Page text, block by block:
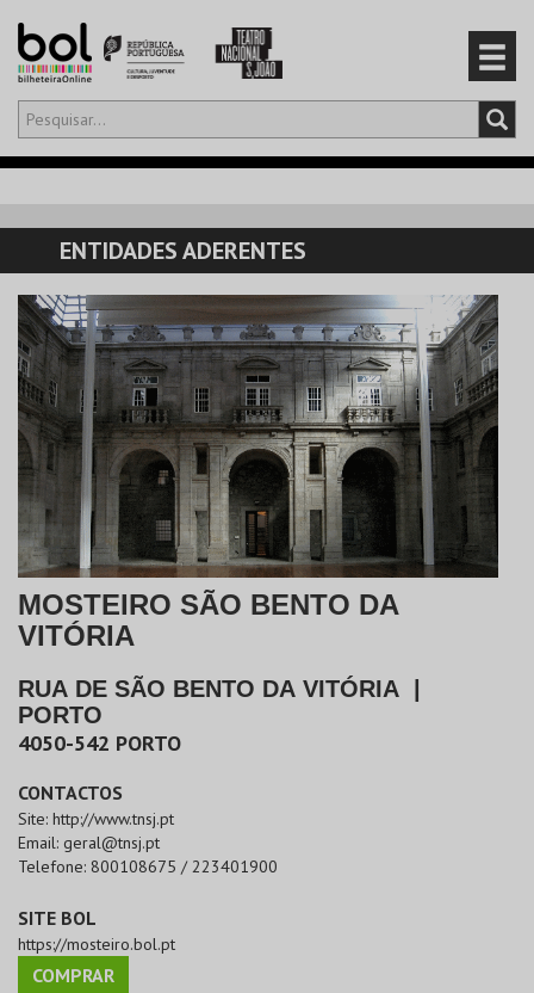
Olá,iniciar sessão
CARRINHO
EVENTOS
CARTÕES
PRODUTOS
ENTIDADES ADERENTES
MOSTEIRO SÃO BENTO DA
VITÓRIA
RUA DE SÃO BENTO DA VITÓRIA
PORTO
4050-542 PORTO
CONTACTOS
Site: http://www.tnsj.pt
Email: geral@tnsj.pt
Telefone: 800108675 / 223401900
SITE BOL
https://mosteiro.bol.pt
COMPRAR